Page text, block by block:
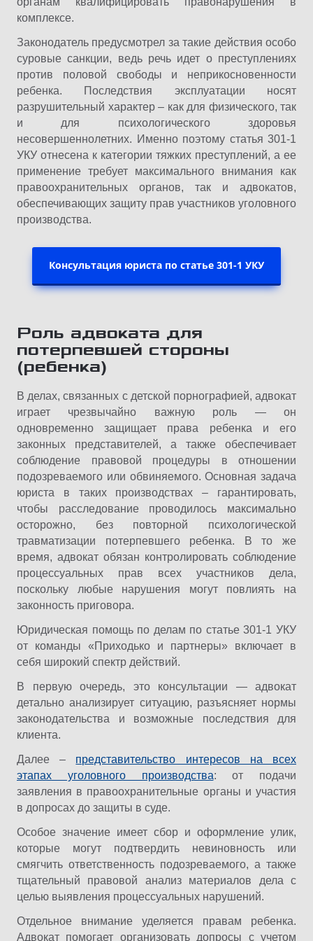
комплексе.
Законодатель предусмотрел за такие действия особо
суровые санкции, ведь речь идет о преступлениях
против половой свободы и неприкосновенности
ребенка. Последствия эксплуатации носят
разрушительный характер – как для физического, так
и для психологического здоровья
несовершеннолетних. Именно поэтому статья 301-1
УКУ отнесена к категории тяжких преступлений, а ее
применение требует максимального внимания как
правоохранительных органов, так и адвокатов,
обеспечивающих защиту прав участников уголовного
производства.
Консультация юриста по статье 301-1 УКУ
Роль адвоката для
потерпевшей стороны
(ребенка)
В делах, связанных с детской порнографией, адвокат
играет чрезвычайно важную роль — он
одновременно защищает права ребенка и его
законных представителей, а также обеспечивает
соблюдение правовой процедуры в отношении
подозреваемого или обвиняемого. Основная задача
юриста в таких производствах – гарантировать,
чтобы расследование проводилось максимально
осторожно, без повторной психологической
травматизации потерпевшего ребенка. В то же
время, адвокат обязан контролировать соблюдение
процессуальных прав всех участников дела,
поскольку любые нарушения могут повлиять на
законность приговора.
Юридическая помощь по делам по статье 301-1 УКУ
от команды «Приходько и партнеры» включает в
себя широкий спектр действий.
В первую очередь, это консультации — адвокат
детально анализирует ситуацию, разъясняет нормы
законодательства и возможные последствия для
клиента.
Далее – представительство интересов на всех
этапах уголовного производства: от подачи
заявления в правоохранительные органы и участия
в допросах до защиты в суде.
Особое значение имеет сбор и оформление улик,
которые могут подтвердить невиновность или
смягчить ответственность подозреваемого, а также
тщательный правовой анализ материалов дела с
целью выявления процессуальных нарушений.
Отдельное внимание уделяется правам ребенка.
Адвокат помогает организовать допросы с учетом